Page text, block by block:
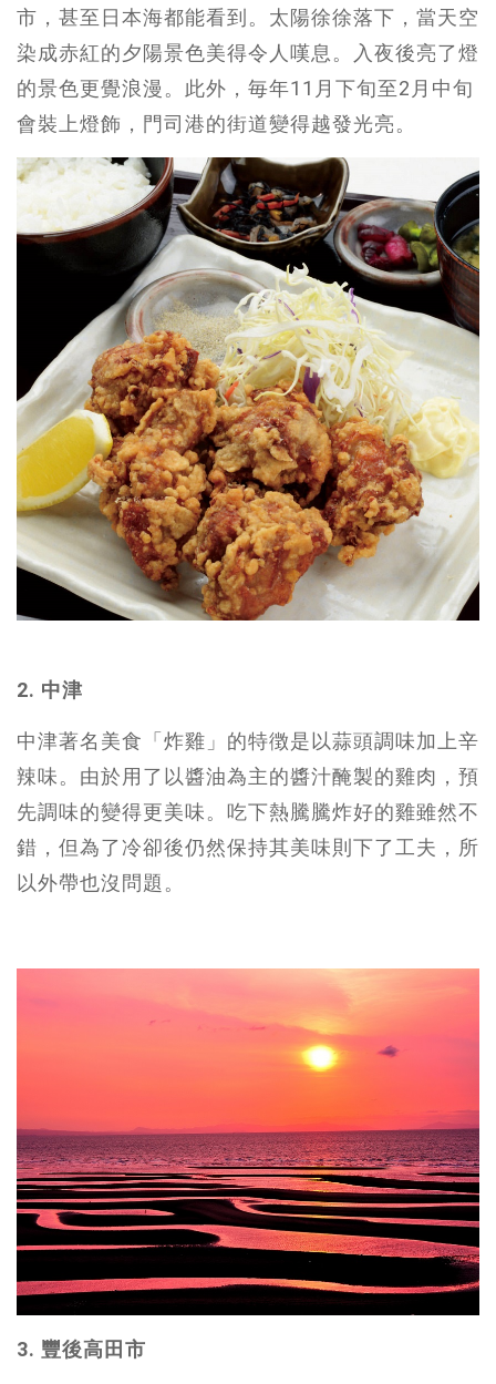
市，甚至日本海都能看到。太陽徐徐落下，當天空
染成赤紅的夕陽景色美得令人嘆息。入夜後亮了燈
的景色更覺浪漫。此外，毎年11月下旬至2月中旬
會裝上燈飾，門司港的街道變得越發光亮。
2. 中津
中津著名美食「炸雞」的特徴是以蒜頭調味加上辛
辣味。由於用了以醬油為主的醬汁醃製的雞肉，預
先調味的變得更美味。吃下熱騰騰炸好的雞雖然不
錯，但為了冷卻後仍然保持其美味則下了工夫，所
以外帶也沒問題。
3. 豐後高田市